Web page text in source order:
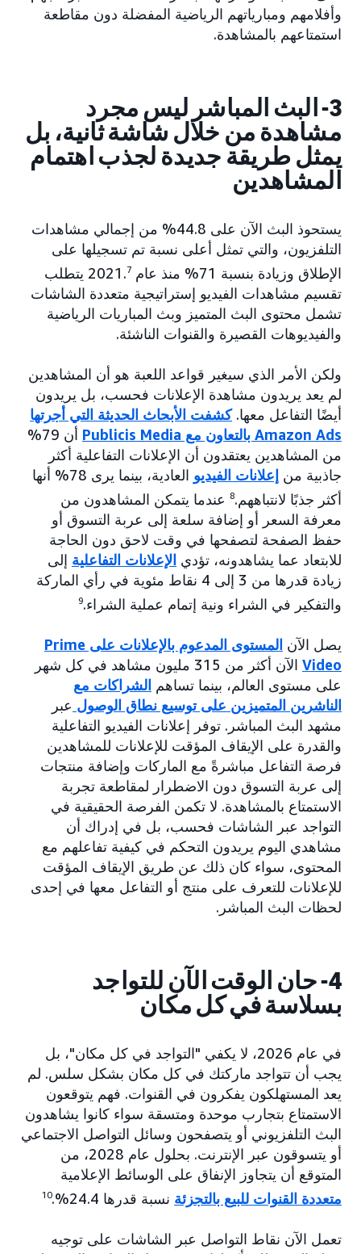
وأفلامهم ومبارياتهم الرياضية المفضلة دون مقاطعة
استمتاعهم بالمشاهدة.
3- البث المباشر ليس مجرد
مشاهدة من خلال شاشة ثانية، بل
يمثل طريقة جديدة لجذب اهتمام
المشاهدين
يستحوذ البث الآن على 44.8% من إجمالي مشاهدات
التلفزيون، والتي تمثل أعلى نسبة تم تسجيلها على
الإطلاق وزيادة بنسبة 71% منذ عام 2021.
7
يتطلب
تقسيم مشاهدات الفيديو إستراتيجية متعددة الشاشات
تشمل محتوى البث المتميز وبث المباريات الرياضية
والفيديوهات القصيرة والقنوات الناشئة.
ولكن الأمر الذي سيغير قواعد اللعبة هو أن المشاهدين
لم يعد يريدون مشاهدة الإعلانات فحسب، بل يريدون
أيضًا التفاعل معها.كشفت الأبحاث الحديثة التي أجرتها
Amazon Ads بالتعاون مع Publicis Media
أن 79%
من المشاهدين يعتقدون أن الإعلانات التفاعلية أكثر
جاذبية من إعلانات الفيديو
العادية، بينما يرى 78% أنها
أكثر جذبًا لانتباههم.8
عندما يتمكن المشاهدون من
معرفة السعر أو إضافة سلعة إلى عربة التسوق أو
حفظ الصفحة لتصفحها في وقت لاحق دون الحاجة
للابتعاد عما يشاهدونه، تؤدي الإعلانات التفاعلية إلى
زيادة قدرها من 3 إلى 4 نقاط مئوية في رأي الماركة
والتفكير في الشراء ونية إتمام عملية الشراء.9
يصل الآن
المستوى المدعوم بالإعلانات على Prime
Video
الآن أكثر من 315 مليون مشاهد في كل شهر
على مستوى العالم، بينما تساهم الشراكات مع
الناشرين المتميزين على توسيع نطاق الوصول عبر
مشهد البث المباشر. توفر إعلانات الفيديو التفاعلية
والقدرة على الإيقاف المؤقت للإعلانات للمشاهدين
فرصة التفاعل مباشرةً مع الماركات وإضافة منتجات
إلى عربة التسوق دون الاضطرار لمقاطعة تجربة
الاستمتاع بالمشاهدة. لا تكمن الفرصة الحقيقية في
التواجد عبر الشاشات فحسب، بل في إدراك أن
مشاهدي اليوم يريدون التحكم في كيفية تفاعلهم مع
المحتوى، سواء كان ذلك عن طريق الإيقاف المؤقت
للإعلانات للتعرف على منتج أو التفاعل معها في إحدى
لحظات البث المباشر.
4- حان الوقت الآن للتواجد
بسلاسة في كل مكان
في عام 2026، لا يكفي "التواجد في كل مكان"، بل
يجب أن تتواجد ماركتك في كل مكان بشكل سلس. لم
يعد المستهلكون يفكرون في القنوات. فهم يتوقعون
الاستمتاع بتجارب موحدة ومتسقة سواء كانوا يشاهدون
البث التلفزيوني أو يتصفحون وسائل التواصل الاجتماعي
أو يتسوقون عبر الإنترنت. بحلول عام 2028، من
المتوقع أن يتجاوز الإنفاق على الوسائط الإعلامية
متعددة القنوات للبيع بالتجزئة نسبة قدرها 24.4%. 10
تعمل الآن نقاط التواصل عبر الشاشات على توجيه